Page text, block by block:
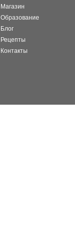
Магазин
Образование
Блог
Рецепты
Контакты